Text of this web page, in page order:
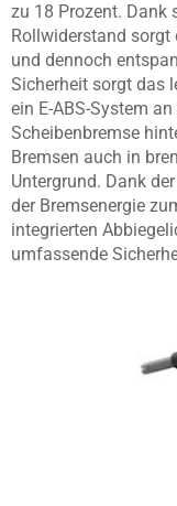
zu 18 Prozent. Dank
Rollwiderstand sorgt
und dennoch
Sicherheit sorgt das
ein E-ABS-System
Scheibenbremse
Bremsen auch in
Untergrund. Dank
der Bremsenergie
integrierten
umfassende